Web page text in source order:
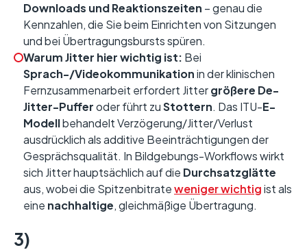
Downloads und Reaktionszeiten – genau die
Kennzahlen, die Sie beim Einrichten von Sitzungen
und bei Übertragungsbursts spüren.
Warum Jitter hier wichtig ist: Bei
Sprach-/Videokommunikationin der klinischen
Fernzusammenarbeit erfordert Jittergrößere De-
Jitter-Pufferoder führt zuStottern. Das ITU-E-
Modellbehandelt Verzögerung/Jitter/Verlust
ausdrücklich als additive Beeinträchtigungen der
Gesprächsqualität. In Bildgebungs-Workflows wirkt
sich Jitter hauptsächlich auf die Durchsatzglätte
aus, wobei die Spitzenbitrateweniger wichtigist als
eine nachhaltige, gleichmäßige Übertragung.
3)